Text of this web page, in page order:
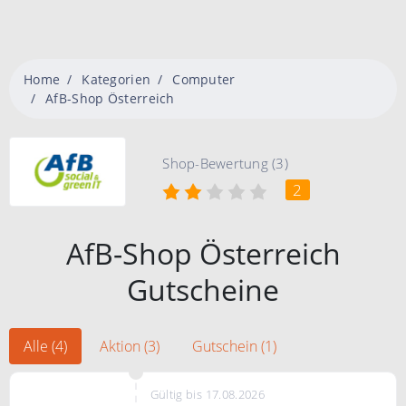
Home Kategorien
Computer
AfB-Shop Österreich
Shop-Bewertung (3)
2
AfB-Shop Österreich
Gutscheine
Alle (4) Aktion (3) Gutschein (1)
Gültig bis 17.08.2026